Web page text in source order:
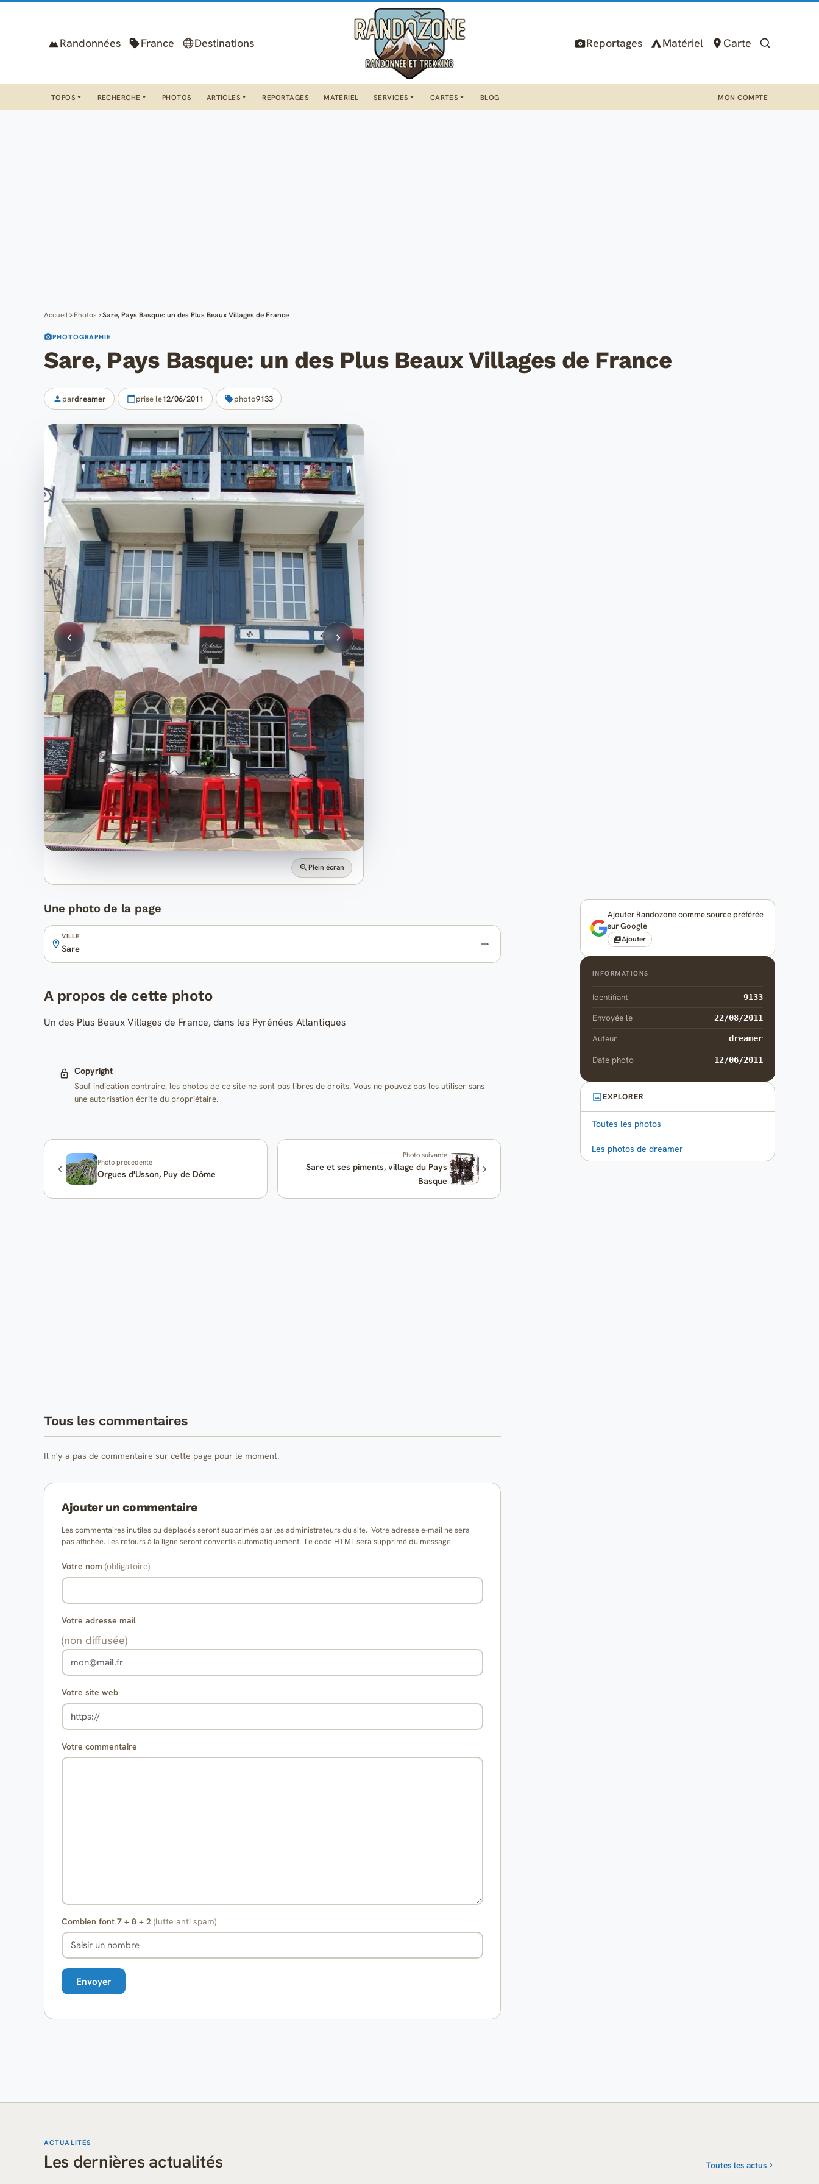
Randonnées France Destinations Reportages Matériel Carte
TOPOS RECHERCHE PHOTOS ARTICLES REPORTAGES MATÉRIEL SERVICES CARTES BLOG MON COMPTE
Accueil Photos Sare, Pays Basque: un des Plus Beaux Villages de France
PHOTOGRAPHIE
Sare, Pays Basque: un des Plus Beaux Villages de France
pardreamer prise le12/06/2011 photo9133
Plein écran
Une photo de la page
VILLE
Sare
A propos de cette photo
Un des Plus Beaux Villages de France, dans les Pyrénées Atlantiques
Copyright
Sauf indication contraire, les photos de ce site ne sont pas libres de droits. Vous ne pouvez pas les utiliser sans
une autorisation écrite du propriétaire.
Photo précédente
Orgues d'Usson, Puy de Dôme
Photo suivante
Sare et ses piments, village du Pays
Basque
Tous les commentaires
Il n'y a pas de commentaire sur cette page pour le moment.
Ajouter un commentaire
Les commentaires inutiles ou déplacés seront supprimés par les administrateurs du site. Votre adresse e-mail ne sera
pas affichée. Les retours à la ligne seront convertis automatiquement. Le code HTML sera supprimé du message.
Votre nom (obligatoire)
Votre adresse mail
(non diffusée)
Votre site web
Votre commentaire
Combien font 7 + 8 + 2 (lutte anti spam)
Ajouter Randozone comme source préférée
sur Google
Ajouter
INFORMATIONS
Identifiant 9133
Envoyée le 22/08/2011
Auteur dreamer
Date photo 12/06/2011
EXPLORER
Toutes les photos
Les photos de dreamer
ACTUALITÉS
Les dernières actualités Toutes les actus